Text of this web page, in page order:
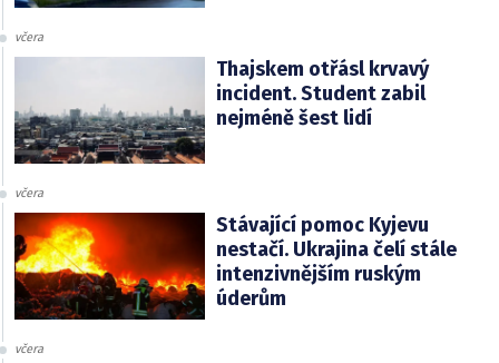
včera
Thajskem otřásl krvavý
incident. Student zabil
nejméně šest lidí
včera
Stávající pomoc Kyjevu
nestačí. Ukrajina čelí stále
intenzivnějším ruským
úderům
včera